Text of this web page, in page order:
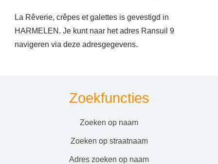
La Rêverie, crêpes et galettes is gevestigd in
HARMELEN. Je kunt naar het adres Ransuil 9
navigeren via deze adresgegevens.
Zoekfuncties
zoeken op naam
zoeken op straatnaam
adres zoeken op naam